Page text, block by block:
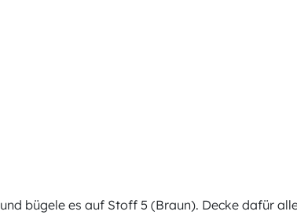
und bügele es auf Stoff 5 (Braun). Decke dafür